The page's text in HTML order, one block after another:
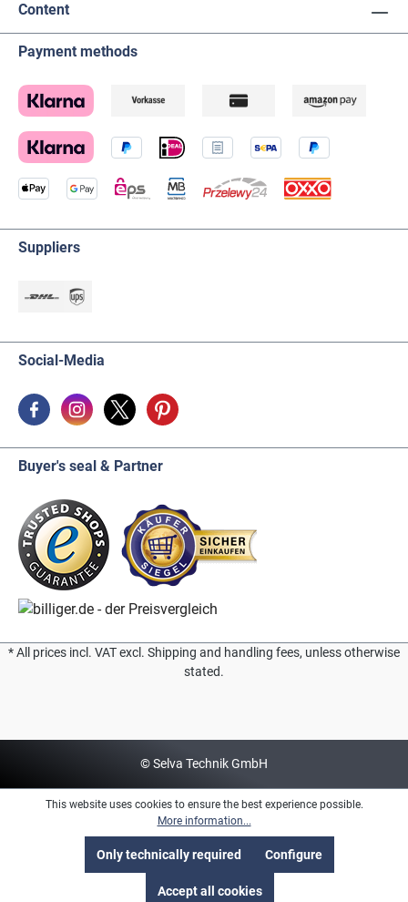
Content
Payment methods
Suppliers
Social-Media
Buyer's seal & Partner
* All prices incl. VAT excl. Shipping and handling fees, unless otherwise
stated.
© Selva Technik GmbH
This website uses cookies to ensure the best experience possible.
More information...
Only technically required Configure
Accept all cookies